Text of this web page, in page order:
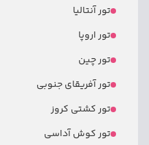
تور آنتالیا
تور اروپا
تور چین
تور آفریقای جنوبی
تور کشتی کروز
تور کوش آداسی